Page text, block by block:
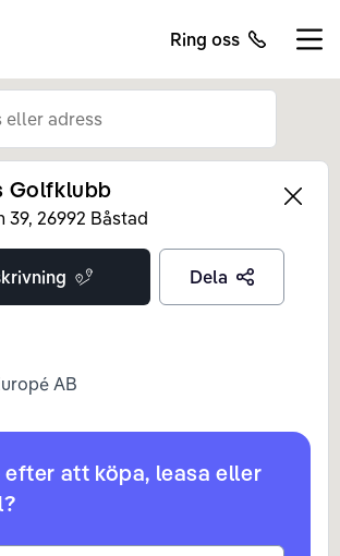
Ring oss
Left
Golfklubb
39, 26992 Båstad
Dela
AB
efter att köpa, leasa eller